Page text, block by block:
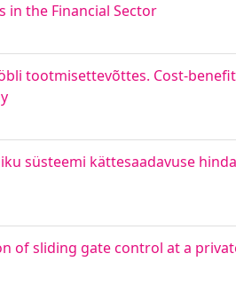
in the Financial Sector
tootmisettevõttes. Cost-
süsteemi kättesaadavuse
of sliding gate control at a